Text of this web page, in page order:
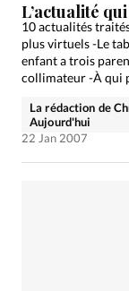
L’actualité
10 actualités
plus virtuels -Le
enfant a trois
collimateur -À qui
La rédaction de
Aujourd'hui
22 Jan 2007